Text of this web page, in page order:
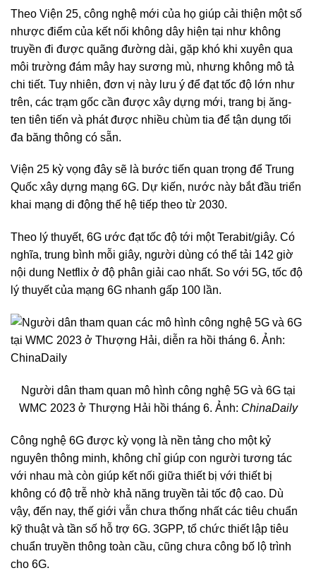
Theo Viện 25, công nghệ mới của họ giúp cải thiện một số
nhược điểm của kết nối không dây hiện tại như không
truyền đi được quãng đường dài, gặp khó khi xuyên qua
môi trường đám mây hay sương mù, nhưng không mô tả
chi tiết. Tuy nhiên, đơn vị này lưu ý để đạt tốc độ lớn như
trên, các trạm gốc cần được xây dựng mới, trang bị ăng-
ten tiên tiến và phát được nhiều chùm tia để tận dụng tối
đa băng thông có sẵn.
Viện 25 kỳ vọng đây sẽ là bước tiến quan trọng để Trung
Quốc xây dựng mạng 6G. Dự kiến, nước này bắt đầu triển
khai mạng di động thế hệ tiếp theo từ 2030.
Theo lý thuyết, 6G ước đạt tốc độ tới một Terabit/giây. Có
nghĩa, trung bình mỗi giây, người dùng có thể tải 142 giờ
nội dung Netflix ở độ phân giải cao nhất. So với 5G, tốc độ
lý thuyết của mạng 6G nhanh gấp 100 lần.
Người dân tham quan mô hình công nghệ 5G và 6G tại
WMC 2023 ở Thượng Hải hồi tháng 6. Ảnh: ChinaDaily
Công nghệ 6G được kỳ vọng là nền tảng cho một kỷ
nguyên thông minh, không chỉ giúp con người tương tác
với nhau mà còn giúp kết nối giữa thiết bị với thiết bị
không có độ trễ nhờ khả năng truyền tải tốc độ cao. Dù
vậy, đến nay, thế giới vẫn chưa thống nhất các tiêu chuẩn
kỹ thuật và tần số hỗ trợ 6G. 3GPP, tổ chức thiết lập tiêu
chuẩn truyền thông toàn cầu, cũng chưa công bố lộ trình
cho 6G.